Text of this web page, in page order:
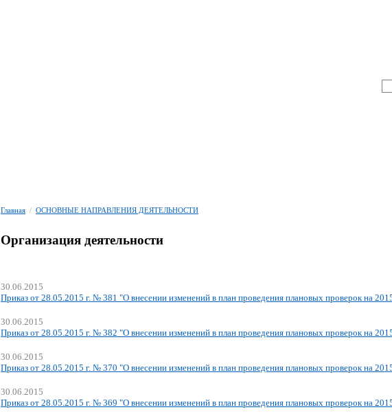
Главная / ОСНОВНЫЕ НАПРАВЛЕНИЯ ДЕЯТЕЛЬНОСТИ
Организация деятельности
30.06.2015
Приказ от 28.05.2015 г. № 381 "О внесении изменений в план проведения плановых проверок на
30.06.2015
Приказ от 28.05.2015 г. № 382 "О внесении изменений в план проведения плановых проверок на
30.06.2015
Приказ от 28.05.2015 г. № 370 "О внесении изменений в план проведения плановых проверок на
30.06.2015
Приказ от 28.05.2015 г. № 369 "О внесении изменений в план проведения плановых проверок на